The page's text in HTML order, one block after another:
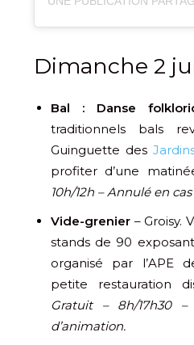
Dimanche 2
Bal : Danse
traditionnels bals
Guinguette des
profiter d’une
10h/12h – Annulé en
Vide-grenier – Groisy.
stands de 90
organisé par l’APE
petite restauration
Gratuit – 8h/17h30 –
d’animation.